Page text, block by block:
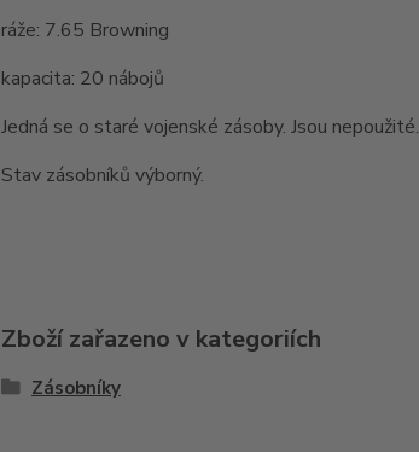
ráže: 7.65 Browning
kapacita: 20 nábojů
Jedná se o staré vojenské zásoby. Jsou nepoužité.
Stav zásobníků výborný.
Zboží zařazeno v kategoriích
Zásobníky